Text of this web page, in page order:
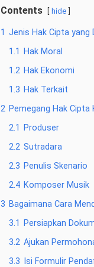
Contents hide
1 Jenis Hak Cipta yang
1.1
Hak Moral
1.2 Hak Ekonomi
1.3 Hak Terkait
2 Pemegang Hak
2.1
Produser
2.2 Sutradara
2.3 Penulis Skenario
2.4 Komposer Musik
3 Bagaimana Cara
3.1
Persiapkan
3.2 Ajukan
3.3
Isi Formulir